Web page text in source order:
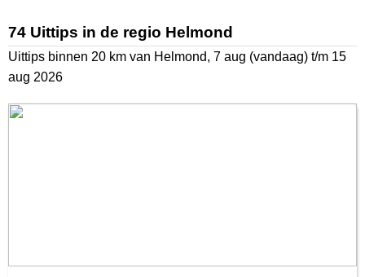
74 Uittips in de regio Helmond
Uittips binnen 20 km van Helmond, 7 aug (vandaag) t/m 15
aug 2026